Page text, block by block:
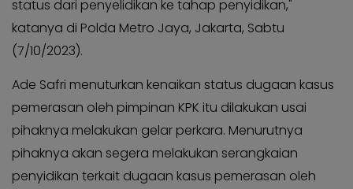
status dari penyelidikan ke tahap penyidikan,"
katanya di Polda Metro Jaya, Jakarta, Sabtu
(7/10/2023).
Ade Safri menuturkan kenaikan status dugaan kasus
pemerasan oleh pimpinan KPK itu dilakukan usai
pihaknya melakukan gelar perkara. Menurutnya
pihaknya akan segera melakukan serangkaian
penyidikan terkait dugaan kasus pemerasan oleh